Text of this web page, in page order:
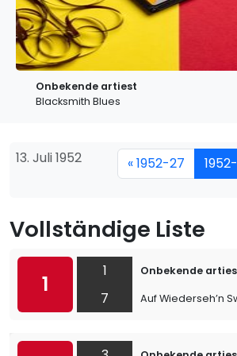
Onbekende artiest
Blacksmith Blues
13. Juli 1952 « 1952-27
Vollständige Liste
1
1
7
Onbekende
Auf Wiederseh’n